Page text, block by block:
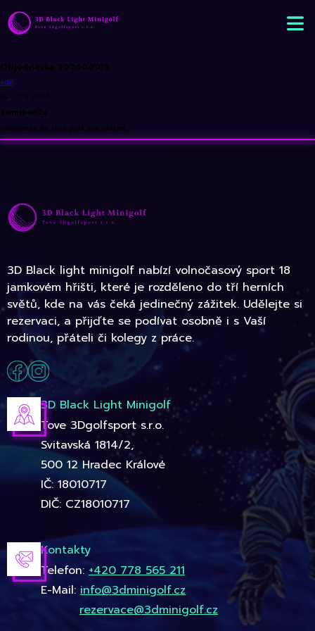
Objednávka 202600103
edit
By • 7. 3. 2026
comments
comments for this post are closed
3D Black light minigolf nabízí volnočasový sport 18
jamkovém hřišti, které je rozděleno do tří herních
světů, kde na vás čeká jedinečný zážitek. Udělejte si
rezervaci, a přijďte se podívat osobně i s Vaší
rodinou, přáteli či kolegy z práce.
3D Black Light Minigolf
Tove 3Dgolfsport s.r.o.
Svitavská 1814/2,
500 12 Hradec Králové
IČ: 18010717
DIČ: CZ18010717
Kontakty
Telefon: +420 778 565 211
E-Mail: info@3dminigolf.cz
rezervace@3dminigolf.cz